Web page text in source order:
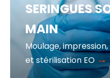
SERINGUES
MAIN
Moulage,
et stérilisation EO →